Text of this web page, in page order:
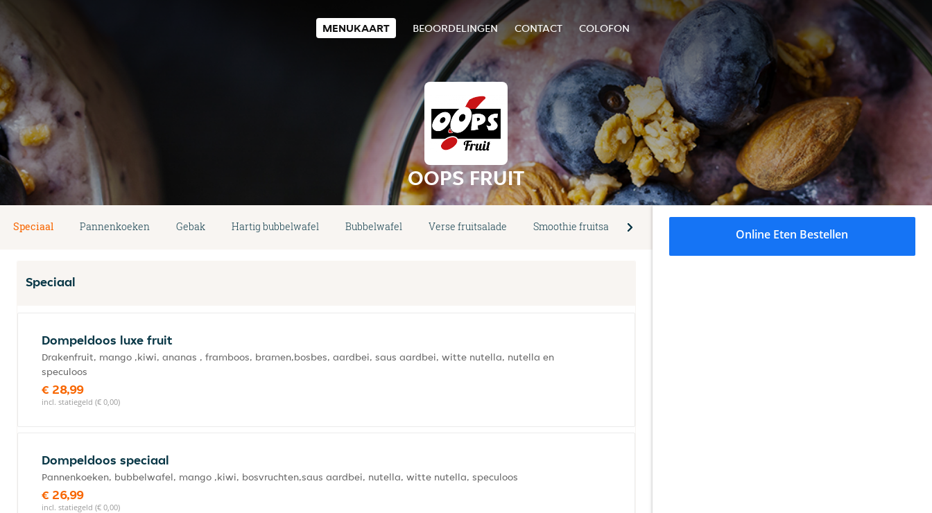
MENUKAART BEOORDELINGEN CONTACT COLOFON
OOPS FRUIT
Speciaal Pannenkoeken Gebak Hartig bubbelwafel Bubbelwafel Verse fruitsalade Smoothie fruitsalade Fruitsalade met chocolade Verse zelfgemaakte
Speciaal
Dompeldoos luxe fruit
Drakenfruit, mango ,kiwi, ananas , framboos, bramen,bosbes, aardbei, saus aardbei, witte nutella, nutella en
speculoos
€ 28,99
incl. statiegeld (€ 0,00)
Dompeldoos speciaal
Pannenkoeken, bubbelwafel, mango ,kiwi, bosvruchten,saus aardbei, nutella, witte nutella, speculoos
€ 26,99
incl. statiegeld (€ 0,00)
Online Eten Bestellen